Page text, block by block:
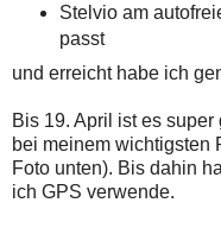
Stelvio am
passt
und erreicht habe ich
Bis 19. April ist es
bei meinem wichtigsten
Foto unten). Bis dahin
ich GPS verwende.